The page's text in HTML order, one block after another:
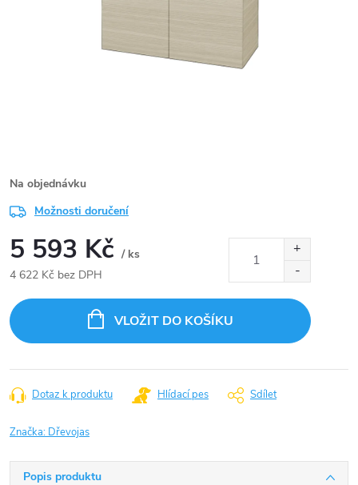
Na objednávku
Možnosti doručení
5 593 Kč / ks
4 622 Kč bez DPH
cena:
VLOŽIT DO KOŠÍKU
Dotaz k produktu Hlídací pes Sdílet
Značka: Dřevojas
Popis produktu